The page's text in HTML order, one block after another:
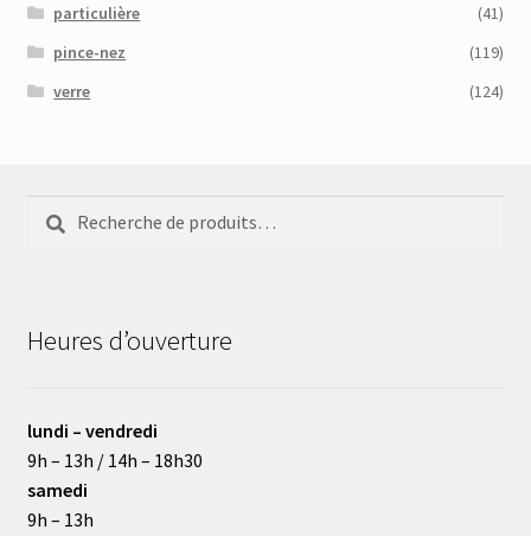
particulière
(41)
pince-nez
(119)
verre
(124)
pour :
Heures d’ouverture
lundi – vendredi
9h – 13h / 14h – 18h30
samedi
9h – 13h